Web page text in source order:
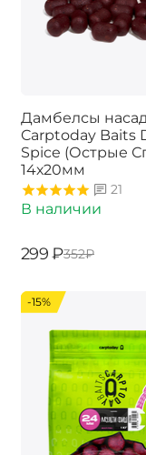
Дамбелсы
Carptoday Baits
Spice (Острые
14х20мм
21
В наличии
‍299‍ ₽‍352‍₽
-15%